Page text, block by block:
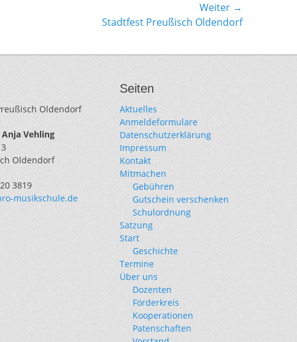
Weiter →
Stadtfest Preußisch Oldendorf
Oldendorf
Anja Vehling
Oldendorf
3819
musikschule.de
Seiten
Aktuelles
Anmeldeformulare
Datenschutzerklärung
Impressum
Kontakt
Mitmachen
Gebühren
Gutschein verschenken
Schulordnung
Satzung
Start
Geschichte
Termine
Über uns
Dozenten
Förderkreis
Kooperationen
Patenschaften